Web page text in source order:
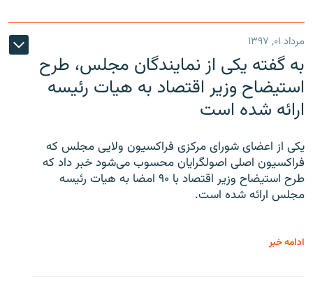
مرداد ۰۱, ۱۳۹۷
به گفته یکی از نمایندگان مجلس، طرح
استیضاح وزیر اقتصاد به هیات رئیسه
ارائه شده است
یکی از اعضای شورای مرکزی فراکسیون ولایی مجلس که
فراکسیون اصلی اصولگرایان محسوب می‌شود خبر داد که
طرح استیضاح وزیر اقتصاد با ۹۰ امضا به هیات رئیسه
مجلس ارائه شده است.
ادامه خبر